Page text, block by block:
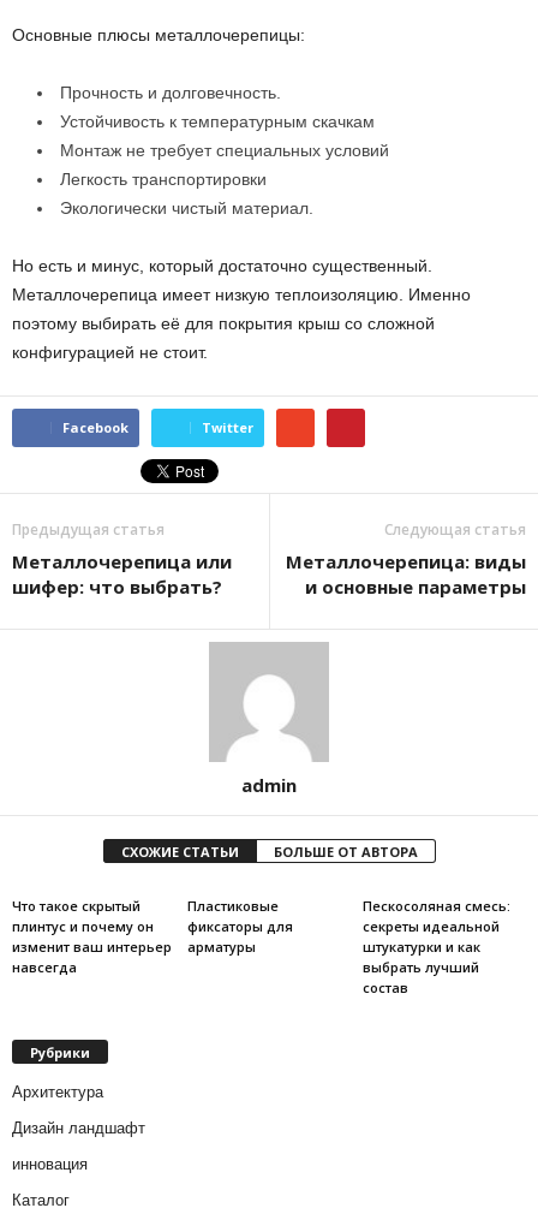
Основные плюсы металлочерепицы:
Прочность и долговечность.
Устойчивость к температурным скачкам
Монтаж не требует специальных условий
Легкость транспортировки
Экологически чистый материал.
Но есть и минус, который достаточно существенный.
Металлочерепица имеет низкую теплоизоляцию. Именно
поэтому выбирать её для покрытия крыш со сложной
конфигурацией не стоит.
Facebook Twitter
Предыдущая статья
Металлочерепица или
шифер: что выбрать?
Следующая статья
Металлочерепица: виды
и основные параметры
admin
СХОЖИЕ СТАТЬИ БОЛЬШЕ ОТ АВТОРА
Что такое скрытый
плинтус и почему он
изменит ваш интерьер
навсегда
Пластиковые
фиксаторы для
арматуры
Пескосоляная смесь:
секреты идеальной
штукатурки и как
выбрать лучший
состав
Рубрики
Архитектура
Дизайн ландшафт
инновация
Каталог